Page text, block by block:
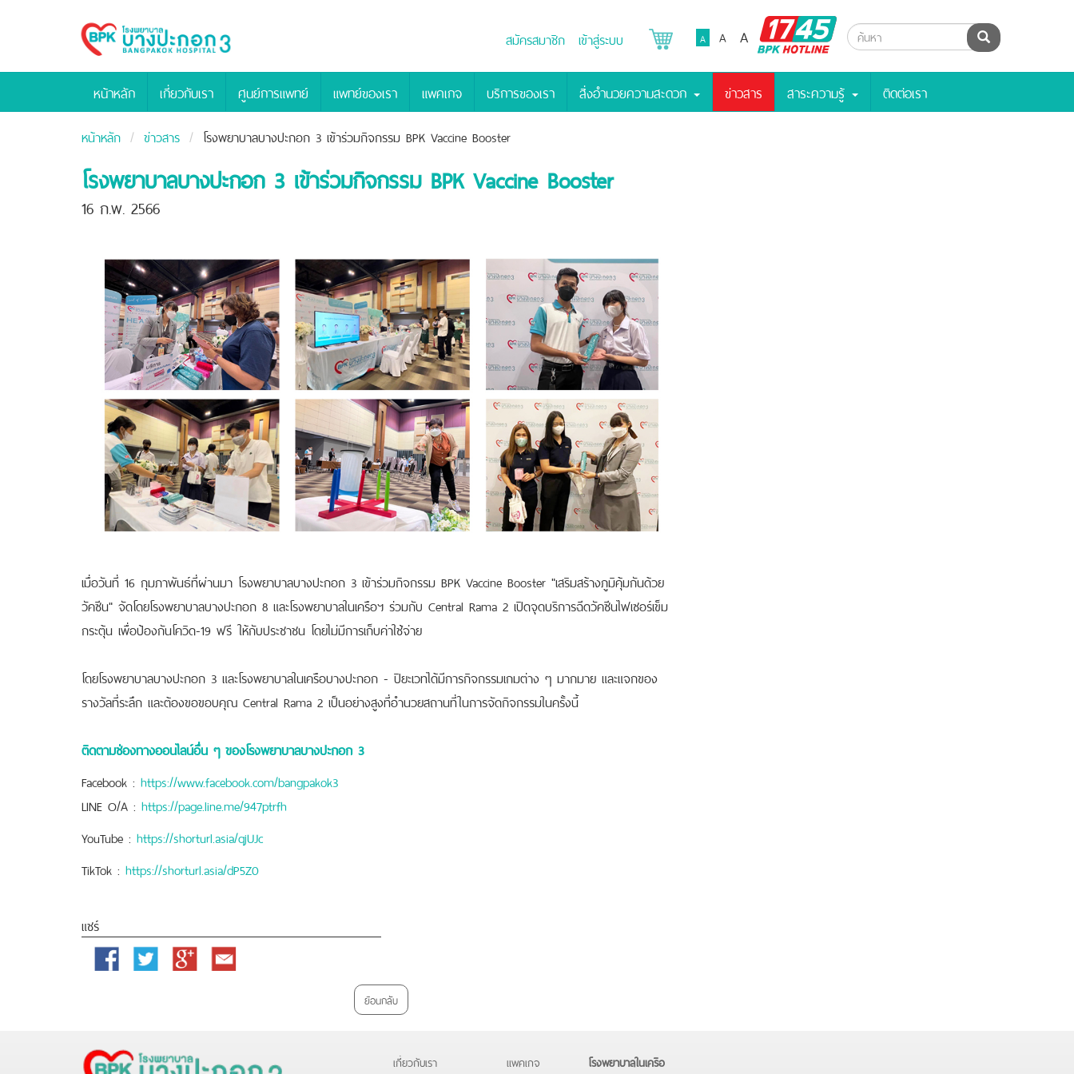
Bangpakok
Hospital
สมัครสมาชิก เข้าสู่ระบบ A A A
BPK
Hotline
ค้นหา
หน้าหลัก เกี่ยวกับเรา ศูนย์การแพทย์ แพทย์ของเรา แพคเกจ บริการของเรา สิ่งอำนวยความสะดวก ข่าวสาร สาระความรู้ ติดต่อเรา
หน้าหลัก ข่าวสาร โรงพยาบาลบางปะกอก 3 เข้าร่วมกิจกรรม BPK Vaccine Booster
โรงพยาบาลบางปะกอก 3 เข้าร่วมกิจกรรม BPK Vaccine Booster
16 ก.พ. 2566
เมื่อวันที่ 16 กุมภาพันธ์ที่ผ่านมา โรงพยาบาลบางปะกอก 3 เข้าร่วมกิจกรรม BPK Vaccine Booster "เสริมสร้างภูมิคุ้มกันด้วย
วัคซีน" จัดโดยโรงพยาบาลบางปะกอก 8 และโรงพยาบาลในเครือฯ ร่วมกับ Central Rama 2 เปิดจุดบริการฉีดวัคซีนไฟเซอร์เข็ม
กระตุ้น เพื่อป้องกันโควิด-19 ฟรี ให้กับประชาชน โดยไม่มีการเก็บค่าใช้จ่าย
โดยโรงพยาบาลบางปะกอก 3 และโรงพยาบาลในเครือบางปะกอก - ปิยะเวทได้มีการกิจกรรมเกมต่าง ๆ มากมาย และแจกของ
รางวัลที่ระลึก และต้องขอขอบคุณ Central Rama 2 เป็นอย่างสูงที่อำนวยสถานที่ในการจัดกิจกรรมในครั้งนี้
ติดตามช่องทางออนไลน์อื่น ๆ ของโรงพยาบาลบางปะกอก 3
Facebook : https://www.facebook.com/bangpakok3
LINE O/A : https://page.line.me/947ptrfh
YouTube : https://shorturl.asia/qjUJc
TikTok : https://shorturl.asia/dP5Z0
แชร์
Facebook Twitter
Google
Email
ย้อนกลับ
เกี่ยวกับเรา แพคเกจ โรงพยาบาลในเครือ